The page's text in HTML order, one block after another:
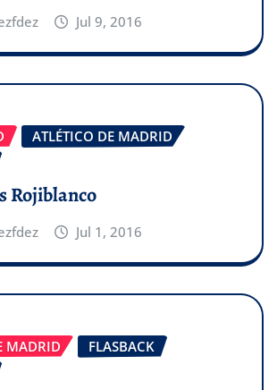
Jul 9, 2016
ATLÉTICO DE MADRID
Rojiblanco
Jul 1, 2016
MADRID
FLASBACK